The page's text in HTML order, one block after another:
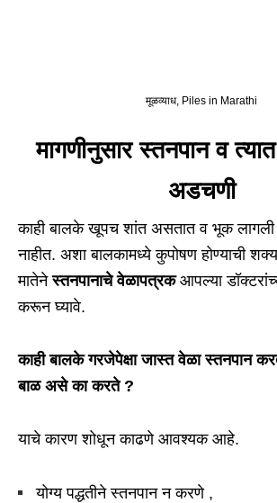
मूळव्याध, Piles in Marathi
मागणीनुसार स्तनपान व त्यात
अडचणी
काही बालके खूपच शांत असतात व भूक लागली
नाहीत. अशा बालकामध्ये कुपोषण होण्याची
मातेनेस्तनपानाचे वेळापत्रकआपल्या
करून घ्यावे.
काही बालके गरजेपेक्षा जास्त वेळा स्तनपान
बाळ असे का करते ?
याचे कारण शोधून काढणे आवश्यक आहे.
योग्य पद्धतीने स्तनपान न करणे ,